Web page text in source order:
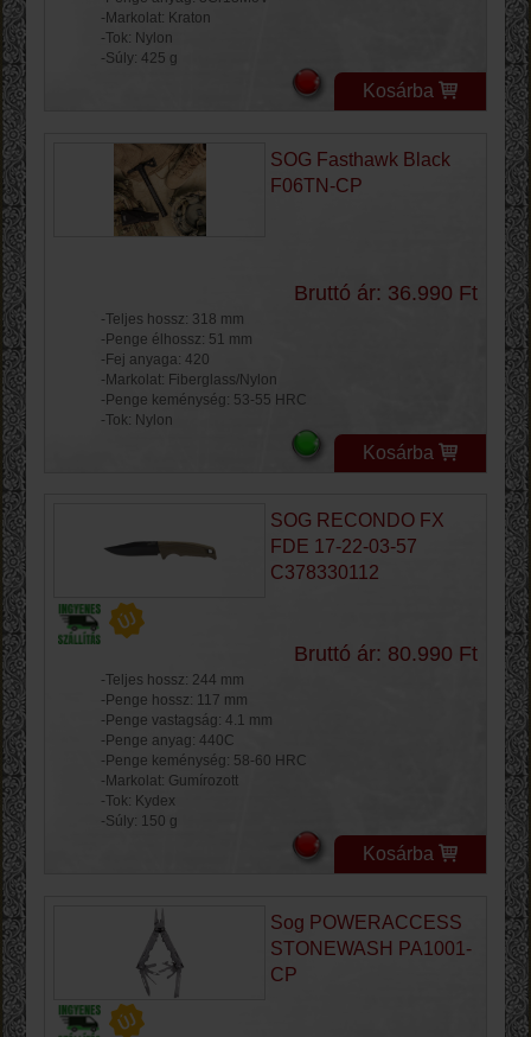
-Markolat: Kraton
-Tok: Nylon
-Súly: 425 g
Kosárba
SOG Fasthawk Black
F06TN-CP
Bruttó ár: 36.990 Ft
-Teljes hossz: 318 mm
-Penge élhossz: 51 mm
-Fej anyaga: 420
-Markolat: Fiberglass/Nylon
-Penge keménység: 53-55 HRC
-Tok: Nylon
Kosárba
SOG RECONDO FX
FDE 17-22-03-57
C378330112
Bruttó ár: 80.990 Ft
-Teljes hossz: 244 mm
-Penge hossz: 117 mm
-Penge vastagság: 4.1 mm
-Penge anyag: 440C
-Penge keménység: 58-60 HRC
-Markolat: Gumírozott
-Tok: Kydex
-Súly: 150 g
Kosárba
Sog POWERACCESS
STONEWASH PA1001-
CP